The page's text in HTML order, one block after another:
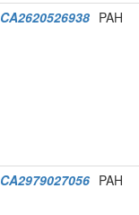
CA2620526938 PAH
CA2979027056 PAH